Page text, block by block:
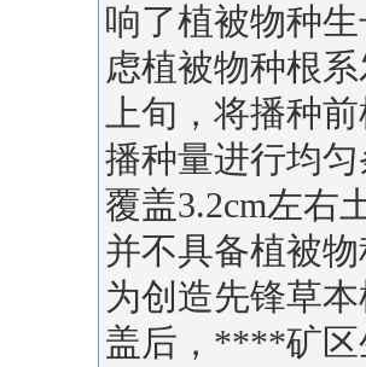
响了植被物种
虑植被物种根
上旬，将播种
播种量进行均
覆盖3.2cm左右
并不具备植被
为创造先锋草
盖后，****矿区